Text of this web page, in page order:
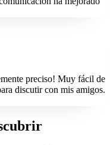
preciso! Muy fácil de
discutir con mis amigos.